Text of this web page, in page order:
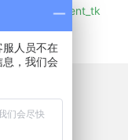
hmdent_tk
服人员不在
，我们会